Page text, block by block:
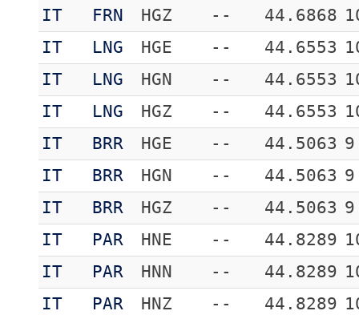
IT
FRN HGZ -- 44.6868
IT
LNG HGE -- 44.6553
IT
LNG HGN -- 44.6553
IT
LNG HGZ -- 44.6553
IT
BRR HGE -- 44.5063
IT
BRR HGN -- 44.5063
IT
BRR HGZ -- 44.5063
IT
PAR HNE -- 44.8289
IT
PAR HNN -- 44.8289
IT
PAR HNZ -- 44.8289